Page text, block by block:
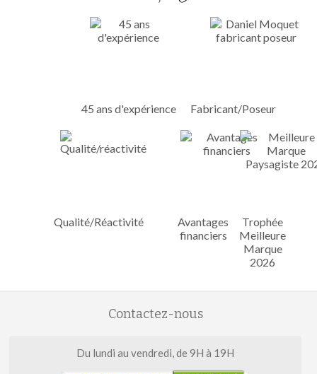
45 ans d'expérience Fabricant/Poseur
Qualité/Réactivité
Avantages
financiers
Trophée
Meilleure
Marque
2026
Contactez-nous
Du lundi au vendredi, de 9H à 19H